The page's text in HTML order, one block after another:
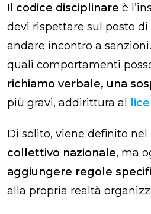
Il codice disciplinare è
devi rispettare sul posto di
andare incontro a
quali comportamenti
richiamo verbale, una
più gravi, addirittura al
Di solito, viene definito nel
collettivo nazionale, ma
aggiungere regole
alla propria realtà